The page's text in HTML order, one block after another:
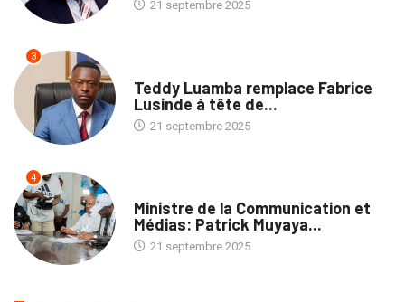
21 septembre 2025
3
Teddy Luamba remplace Fabrice
Lusinde à tête de...
21 septembre 2025
4
Ministre de la Communication et
Médias: Patrick Muyaya...
21 septembre 2025